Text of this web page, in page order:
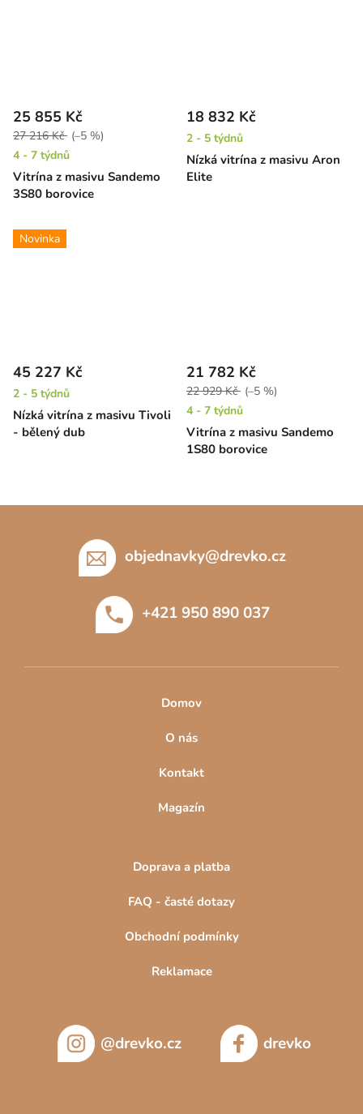
Vitrína z masivu Sandemo
3S80 borovice
25 855 Kč
27 216 Kč (–5 %)
4 - 7 týdnů
Nízká vitrína z masivu Aron
Elite
18 832 Kč
2 - 5 týdnů
Novinka
Nízká vitrína z masivu Tivoli
- bělený dub
45 227 Kč
2 - 5 týdnů
Vitrína z masivu Sandemo
1S80 borovice
21 782 Kč
22 929 Kč (–5 %)
4 - 7 týdnů
objednavky@drevko.cz
+421 950 890 037
Domov
O nás
Kontakt
Magazín
Doprava a platba
FAQ - časté dotazy
Obchodní podmínky
Reklamace
@drevko.cz drevko